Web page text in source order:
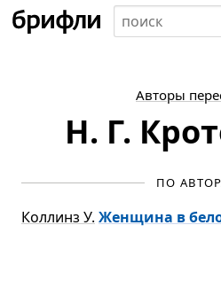
Авторы
Н. Г.
ПО
Коллинз У. Женщина в